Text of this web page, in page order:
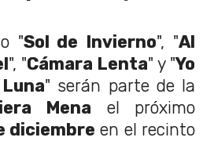
"Sol de Invierno", "Al
", "Cámara Lenta" y "Yo
" serán parte de la
Mena el próximo
diciembre en el recinto